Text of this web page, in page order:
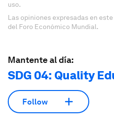
uso.
Las opiniones expresadas en
del Foro Económico Mundial.
Mantente al día:
SDG 04: Quality
Follow